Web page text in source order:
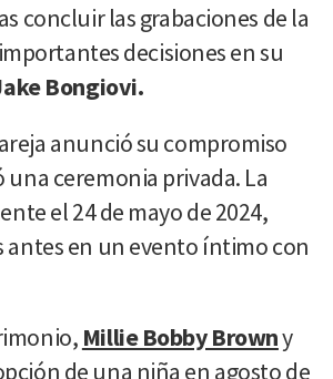
concluir las grabaciones de la
decisiones en su
Bongiovi.
anunció su compromiso
una ceremonia privada. La
el 24 de mayo de 2024,
en un evento íntimo con
Millie Bobby Browny
de una niña en agosto de